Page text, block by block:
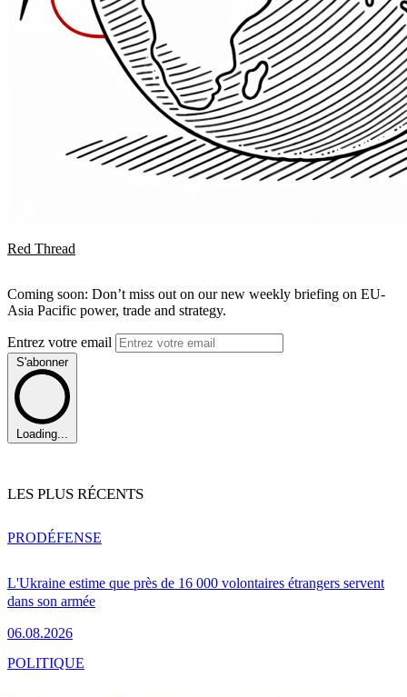
Red Thread
Coming soon: Don’t miss out on our new weekly briefing on EU-
Asia Pacific power, trade and strategy.
Entrez votre email
S'abonner
Loading...
LES PLUS RÉCENTS
L'Ukraine estime que près de 16 000 volontaires étrangers servent
dans son armée
06.08.2026
PRODÉFENSE
POLITIQUE